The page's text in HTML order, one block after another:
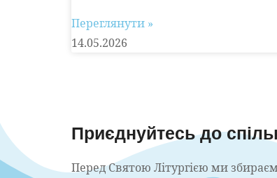
Переглянути »
14.05.2026
Приєднуйтесь до
Перед Святою Літургією ми